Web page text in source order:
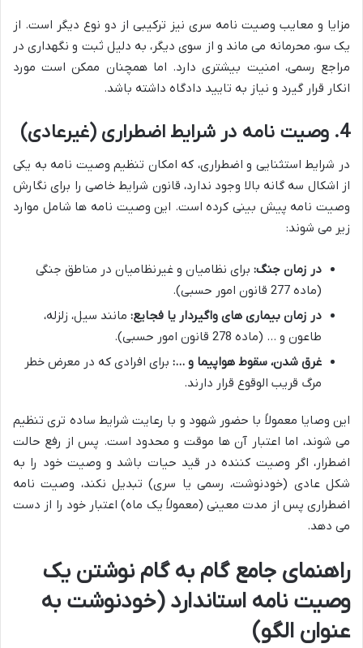
مزایا و معایب وصیت نامه سری نیز ترکیبی از دو نوع دیگر است. از
یک سو، محرمانه می ماند و از سوی دیگر، به دلیل ثبت و نگهداری در
مراجع رسمی، امنیت بیشتری دارد. اما همچنان ممکن است مورد
انکار قرار گیرد و نیاز به تایید دادگاه داشته باشد.
4. وصیت نامه در شرایط اضطراری (غیرعادی)
در شرایط استثنایی و اضطراری، که امکان تنظیم وصیت نامه به یکی
از اشکال سه گانه بالا وجود ندارد، قانون شرایط خاصی را برای نگارش
وصیت نامه پیش بینی کرده است. این وصیت نامه ها شامل موارد
زیر می شوند:
در زمان جنگ: برای نظامیان و غیرنظامیان در مناطق جنگی
(ماده 277 قانون امور حسبی).
در زمان بیماری های واگیردار یا فجایع: مانند سیل، زلزله،
طاعون و … (ماده 278 قانون امور حسبی).
غرق شدن، سقوط هواپیما و …: برای افرادی که در معرض خطر
مرگ قریب الوقوع قرار دارند.
این وصایا معمولاً با حضور شهود و با رعایت شرایط ساده تری تنظیم
می شوند، اما اعتبار آن ها موقت و محدود است. پس از رفع حالت
اضطرار، اگر وصیت کننده در قید حیات باشد و وصیت خود را به
شکل عادی (خودنوشت، رسمی یا سری) تبدیل نکند، وصیت نامه
اضطراری پس از مدت معینی (معمولاً یک ماه) اعتبار خود را از دست
می دهد.
راهنمای جامع گام به گام نوشتن یک
وصیت نامه استاندارد (خودنوشت به
عنوان الگو)